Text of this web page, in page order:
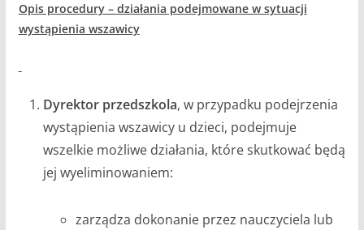
Opis procedury – działania podejmowane w sytuacji
wystąpienia wszawicy
Dyrektor przedszkola, w przypadku podejrzenia
wystąpienia wszawicy u dzieci, podejmuje
wszelkie możliwe działania, które skutkować będą
jej wyeliminowaniem:
zarządza dokonanie przez nauczyciela lub